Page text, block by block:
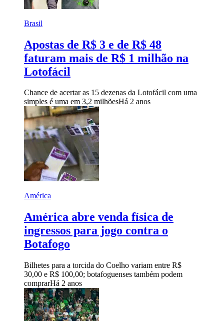
Brasil
Apostas de R$ 3 e de R$ 48
faturam mais de R$ 1 milhão na
Lotofácil
Chance de acertar as 15 dezenas da Lotofácil com uma
simples é uma em 3,2 milhõesHá 2 anos
América
América abre venda física de
ingressos para jogo contra o
Botafogo
Bilhetes para a torcida do Coelho variam entre R$
30,00 e R$ 100,00; botafoguenses também podem
comprarHá 2 anos